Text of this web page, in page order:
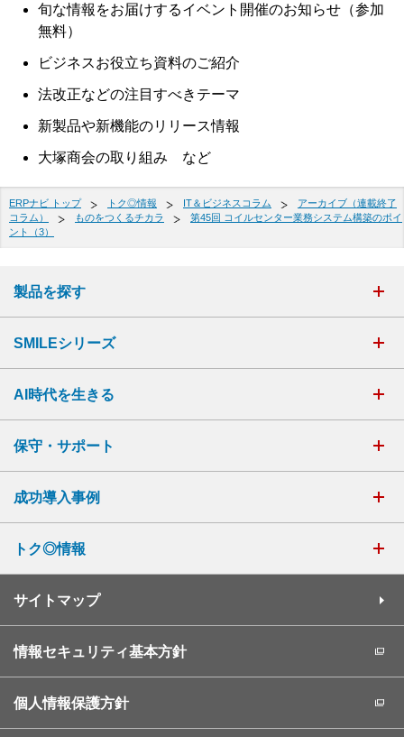
旬な情報をお届けするイベント開催のお知らせ（参加
無料）
ビジネスお役立ち資料のご紹介
法改正などの注目すべきテーマ
新製品や新機能のリリース情報
大塚商会の取り組み など
ERPナビ トップ トク◎情報 IT＆ビジネスコラム
アーカイブ（連載終了
コラム）
ものをつくるチカラ
第45回 コイルセンター業務システム構築のポイ
ント（3）
製品を探す
SMILEシリーズ
AI時代を生きる
保守・サポート
成功導入事例
トク◎情報
サイトマップ
情報セキュリティ基本方針
個人情報保護方針